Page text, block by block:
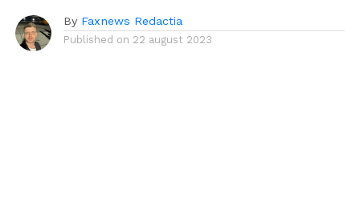
By Faxnews Redactia
Published on 22 august 2023